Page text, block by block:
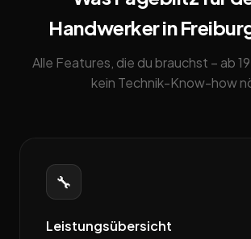
Handwerker in
Alle Features, die du brauchst – ab
kein Technik-Know-how
🔧
Leistungsübersicht